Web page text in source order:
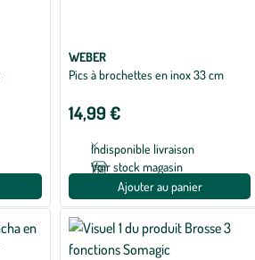
WEBER
Pics à brochettes en inox 33 cm
14,99 €
Indisponible livraison
Voir stock magasin
Ajouter au panier